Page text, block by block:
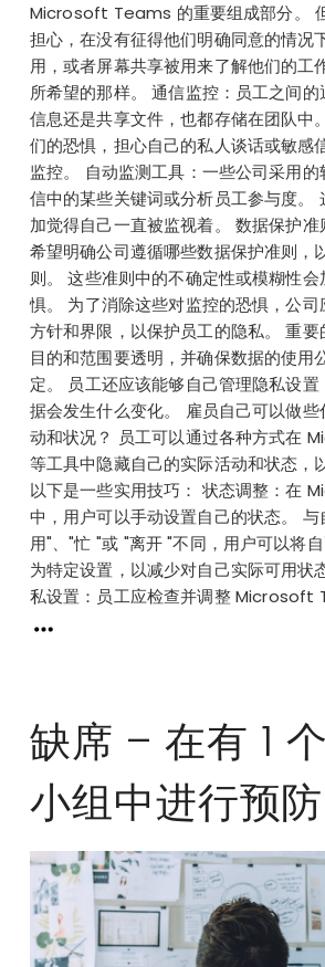
Microsoft Teams 的重要组成部分。
担心，在没有征得他们明确同意的情况
用，或者屏幕共享被用来了解他们的工
所希望的那样。 通信监控：员工之间
信息还是共享文件，也都存储在团队中
们的恐惧，担心自己的私人谈话或敏感
监控。 自动监测工具：一些公司采用
信中的某些关键词或分析员工参与度。
加觉得自己一直被监视着。 数据保护
希望明确公司遵循哪些数据保护准则，
则。 这些准则中的不确定性或模糊性
惧。 为了消除这些对监控的恐惧，公
方针和界限，以保护员工的隐私。 重
目的和范围要透明，并确保数据的使用
定。 员工还应该能够自己管理隐私设
据会发生什么变化。 雇员自己可以做
动和状况？ 员工可以通过各种方式在
等工具中隐藏自己的实际活动和状态，
以下是一些实用技巧： 状态调整：在
中，用户可以手动设置自己的状态。 与
用"、"忙 "或 "离开 "不同，用户可以将
为特定设置，以减少对自己实际可用状
私设置：员工应检查并调整 Microsoft
缺席 – 在有 1
小组中进行预防